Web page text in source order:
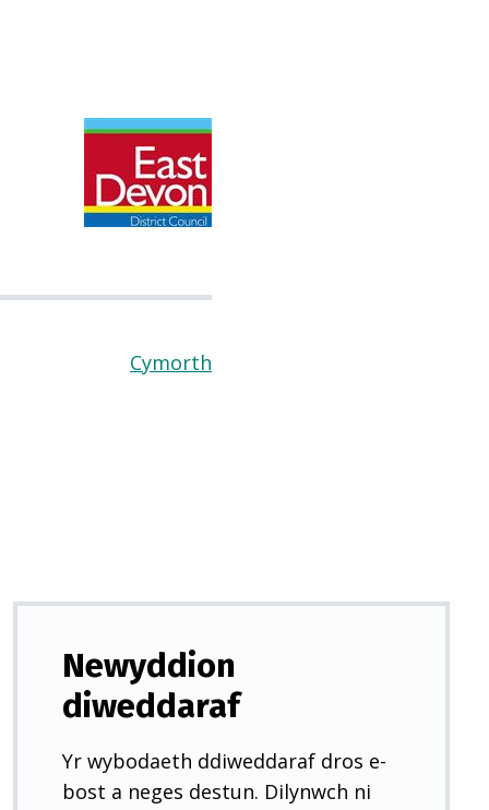
Cymorth
Newyddion
diweddaraf
Yr wybodaeth ddiweddaraf dros e-
bost a neges destun. Dilynwch ni